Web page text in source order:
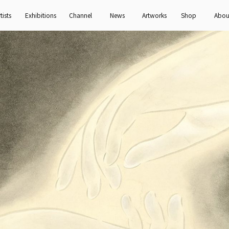
Exhibitions Channel News Artworks Shop